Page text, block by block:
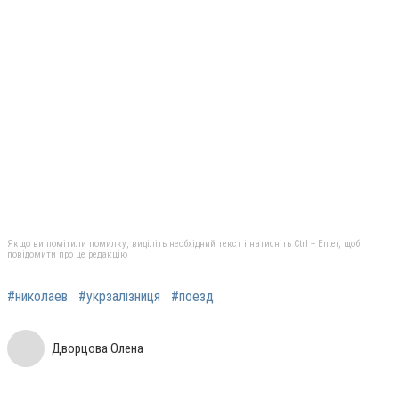
Якщо ви помітили помилку, виділіть необхідний текст і натисніть Ctrl + Enter, щоб
повідомити про це редакцію
#николаев #укрзалізниця #поезд
Дворцова Олена